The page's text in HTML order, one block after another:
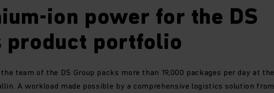
ion power for the DS
product portfolio
team of the DS Group packs more than 19,000 packages per day at the
A workload made possible by a comprehensive logistics solution from